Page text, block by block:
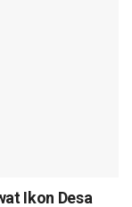
Ikon Desa